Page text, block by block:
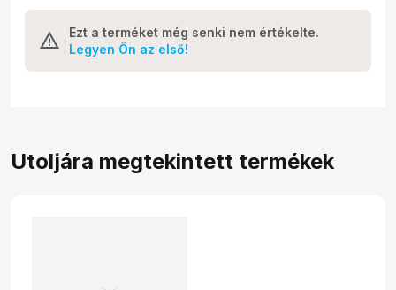
Ezt a terméket még senki nem értékelte.
Legyen Ön az első!
Utoljára megtekintett termékek